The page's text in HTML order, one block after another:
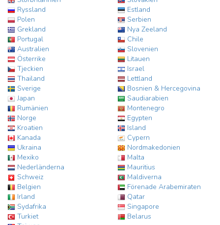
Ryssland
Polen
Grekland
Portugal
Australien
Österrike
Tjeckien
Thailand
Sverige
Japan
Rumänien
Norge
Kroatien
Kanada
Ukraina
Mexiko
Nederländerna
Schweiz
Belgien
Irland
Sydafrika
Turkiet
Estland
Serbien
Nya Zeeland
Chile
Slovenien
Litauen
Israel
Lettland
Bosnien & Hercegovina
Saudiarabien
Montenegro
Egypten
Island
Cypern
Nordmakedonien
Malta
Mauritius
Maldiverna
Förenade Arabemiraten
Qatar
Singapore
Belarus